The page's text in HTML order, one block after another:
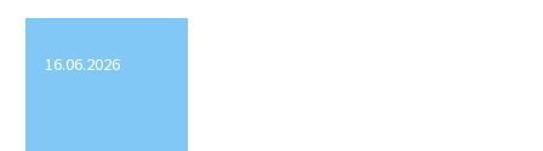
Gesundheit
16.06.2026